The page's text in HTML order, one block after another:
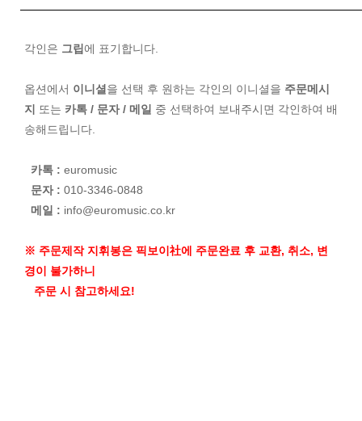
각인은 그립 에 표기합니다.
옵션에서 이니셜 을 선택 후 원하는 각인의 이니셜을 주문메시
지
또는 카톡 / 문자 / 메일 중 선택하여 보내주시면 각인하여 배
송해드립니다.
카톡 : euromusic
문자 : 010-3346-0848
메일 : info@euromusic.co.kr
※ 주문제작 지휘봉은 픽보이社에 주문완료 후 교환, 취소, 변
경이 불가하니
주문 시 참고하세요!